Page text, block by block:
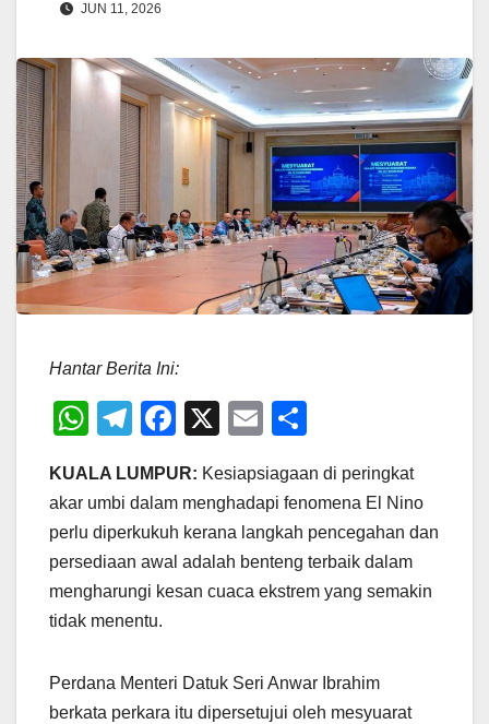
JUN 11, 2026
Hantar Berita Ini:
W
at
s
A
p
p
T
e
gr
a
m
F
c
e
b
o
X
E
ail ar
e
KUALA LUMPUR: Kesiapsiagaan di peringkat
akar umbi dalam menghadapi fenomena El Nino
perlu diperkukuh kerana langkah pencegahan dan
persediaan awal adalah benteng terbaik dalam
mengharungi kesan cuaca ekstrem yang semakin
tidak menentu.
Perdana Menteri Datuk Seri Anwar Ibrahim
berkata perkara itu dipersetujui oleh mesyuarat